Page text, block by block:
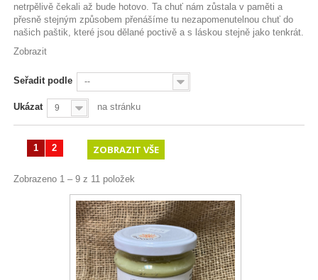
netrpělivě čekali až bude hotovo. Ta chuť nám zůstala v paměti a
přesně stejným způsobem přenášíme tu nezapomenutelnou chuť do
našich paštik, které jsou dělané poctivě a s láskou stejně jako tenkrát.
Zobrazit
Seřadit podle --
Ukázat 9 na stránku
ZOBRAZIT VŠE
1 2
Zobrazeno 1 – 9 z 11 položek